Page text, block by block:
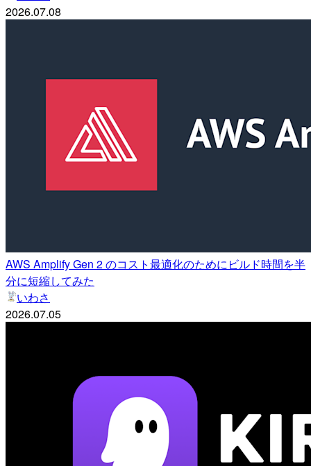
2026.07.08
AWS Amplify Gen 2 のコスト最適化のためにビルド時間を半
分に短縮してみた
いわさ
2026.07.05